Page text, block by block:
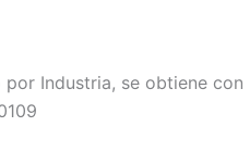
por Industria, se obtiene con